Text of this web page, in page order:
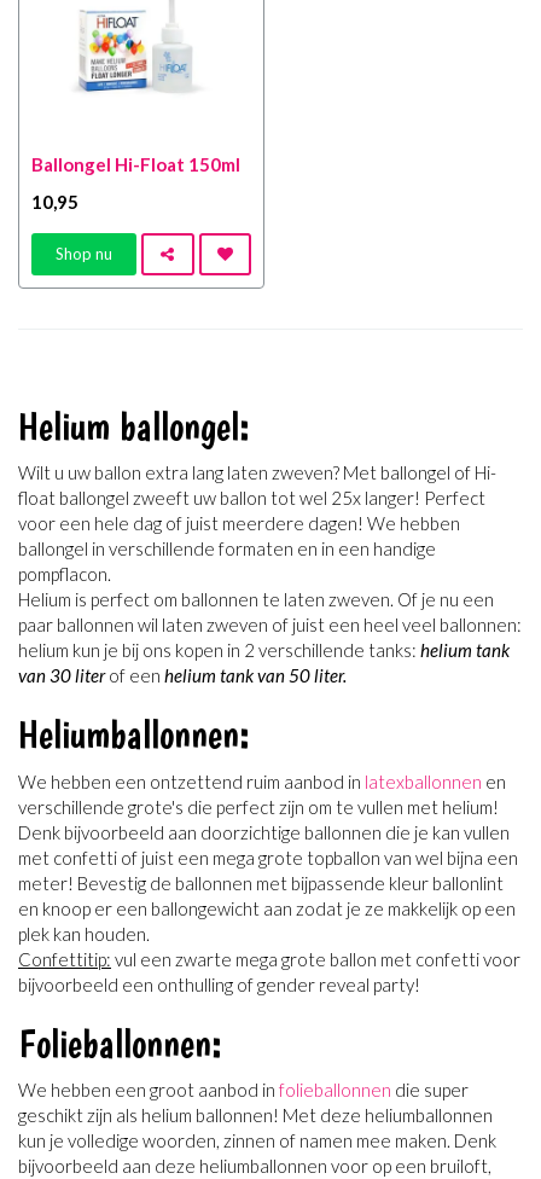
Ballongel Hi-Float 150ml
10 ,95
Shop nu
Helium ballongel:
Wilt u uw ballon extra lang laten zweven? Met ballongel of Hi-
float ballongel zweeft uw ballon tot wel 25x langer! Perfect
voor een hele dag of juist meerdere dagen! We hebben
ballongel in verschillende formaten en in een handige
pompflacon.
Helium is perfect om ballonnen te laten zweven. Of je nu een
paar ballonnen wil laten zweven of juist een heel veel ballonnen:
helium kun je bij ons kopen in 2 verschillende tanks: helium tank
van 30 literof een helium tank van 50 liter.
Heliumballonnen:
We hebben een ontzettend ruim aanbod in latexballonnen en
verschillende grote's die perfect zijn om te vullen met helium!
Denk bijvoorbeeld aan doorzichtige ballonnen die je kan vullen
met confetti of juist een mega grote topballon van wel bijna een
meter! Bevestig de ballonnen met bijpassende kleur ballonlint
en knoop er een ballongewicht aan zodat je ze makkelijk op een
plek kan houden.
Confettitip: vul een zwarte mega grote ballon met confetti voor
bijvoorbeeld een onthulling of gender reveal party!
Folieballonnen:
We hebben een groot aanbod in folieballonnen die super
geschikt zijn als helium ballonnen! Met deze heliumballonnen
kun je volledige woorden, zinnen of namen mee maken. Denk
bijvoorbeeld aan deze heliumballonnen voor op een bruiloft,